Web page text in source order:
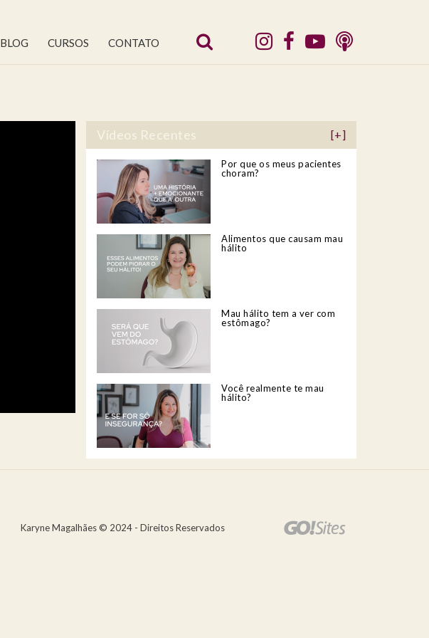
BLOG CURSOS CONTATO
Vídeos Recentes [+]
Por que os meus pacientes
choram?
Alimentos que causam mau
hálito
Mau hálito tem a ver com
estômago?
Você realmente te mau
hálito?
Karyne Magalhães © 2024 - Direitos Reservados